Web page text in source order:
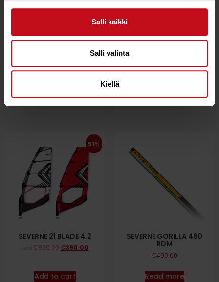
Salli kaikki
Salli valinta
Kiellä
SEVERNE GORILLA 430
Add to cart
SEVERNE POD HARNESS
Add to cart
51%
SEVERNE 21 BLADE 4.2
€800.00 €390.00
Add to cart
SEVERNE GORILLA 460
RDM
€490.00
Read more